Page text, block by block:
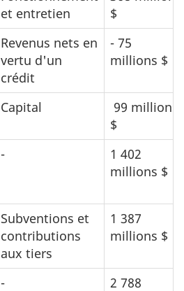
et entretien
$
Revenus nets en
vertu d'un
crédit
- 75
millions $
Capital
99 millions
$
-
1 402
millions $
Subventions et
contributions
aux tiers
1 387
millions $
- 2 788